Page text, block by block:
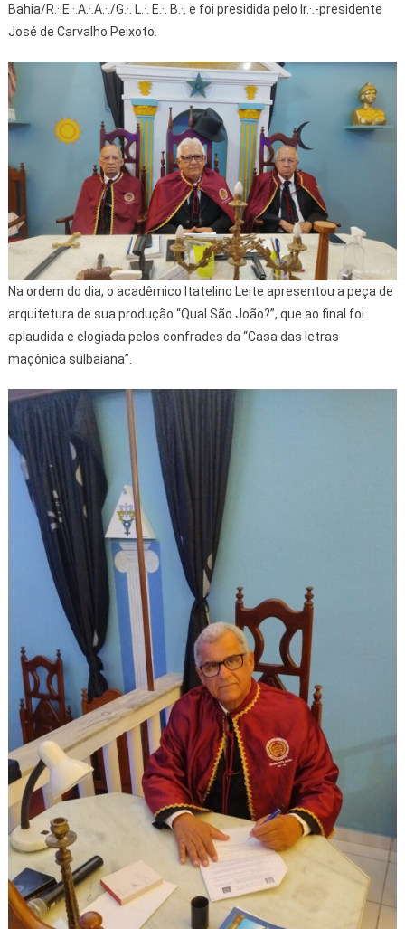
Bahia/R.·.E.·.A.·.A.·./G.·. L.·. E.·. B.·. e foi presidida pelo Ir.·.-presidente
José de Carvalho Peixoto.
Na ordem do dia, o acadêmico Itatelino Leite apresentou a peça de
arquitetura de sua produção “Qual São João?”, que ao final foi
aplaudida e elogiada pelos confrades da “Casa das letras
maçônica sulbaiana”.